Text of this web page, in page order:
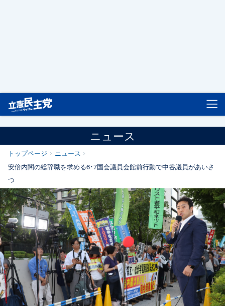
ニュース
トップページ
ニュース
安倍内閣の総辞職を求める6･7国会議員会館前行動で中谷議員があいさ
つ